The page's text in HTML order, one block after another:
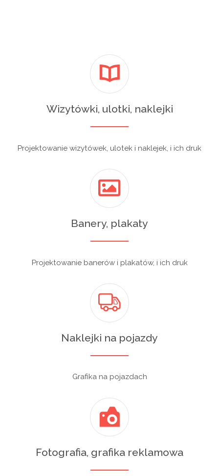
Wizytówki, ulotki, naklejki
Projektowanie wizytówek, ulotek i naklejek, i ich druk
Banery, plakaty
Projektowanie banerów i plakatów, i ich druk
Naklejki na pojazdy
Grafika na pojazdach
Fotografia, grafika reklamowa